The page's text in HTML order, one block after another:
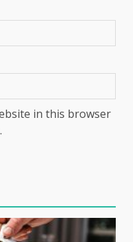
in this browser